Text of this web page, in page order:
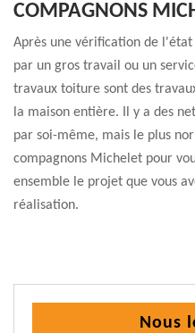
COMPAGNONS
Après une vérification de
par un gros travail ou un
travaux toiture sont des
la maison entière. Il y a des
par soi-même, mais le plus
compagnons Michelet pour
ensemble le projet que vous
réalisation.
Nous